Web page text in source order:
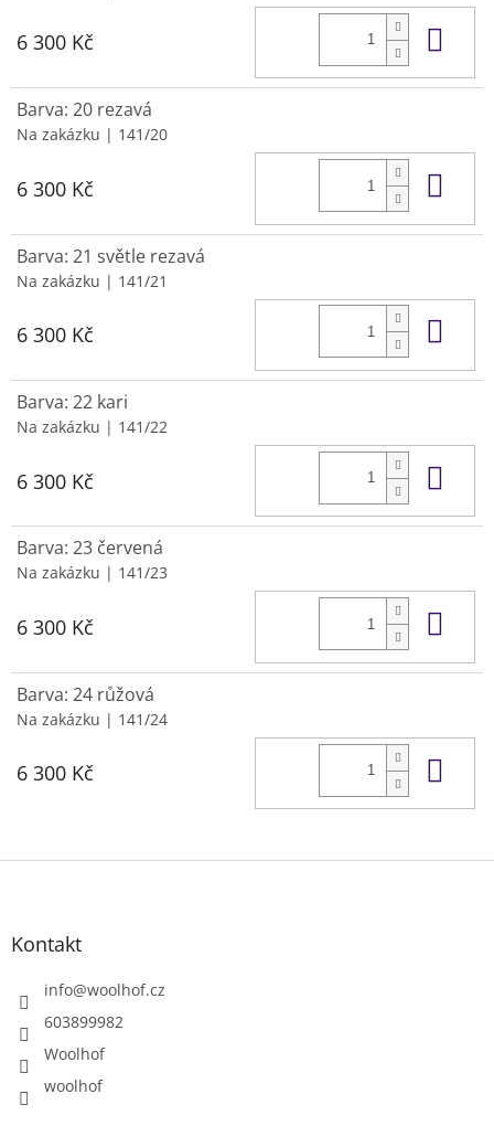
6 300 Kč
Barva: 20 rezavá
Na zakázku | 141/20
6 300 Kč
Barva: 21 světle rezavá
Na zakázku | 141/21
6 300 Kč
Barva: 22 kari
Na zakázku | 141/22
6 300 Kč
Barva: 23 červená
Na zakázku | 141/23
6 300 Kč
Barva: 24 růžová
Na zakázku | 141/24
6 300 Kč
Z
Kontakt
info@woolhof.cz
603899982
Woolhof
woolhof